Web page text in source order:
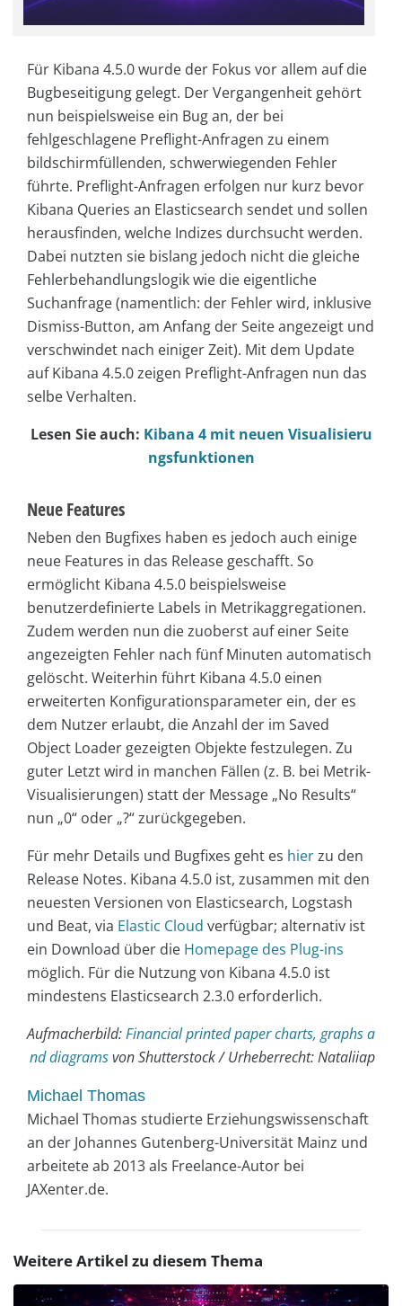
Für Kibana 4.5.0 wurde der Fokus vor allem auf die
Bugbeseitigung gelegt. Der Vergangenheit gehört
nun beispielsweise ein Bug an, der bei
fehlgeschlagene Preflight-Anfragen zu einem
bildschirmfüllenden, schwerwiegenden Fehler
führte. Preflight-Anfragen erfolgen nur kurz bevor
Kibana Queries an Elasticsearch sendet und sollen
herausfinden, welche Indizes durchsucht werden.
Dabei nutzten sie bislang jedoch nicht die gleiche
Fehlerbehandlungslogik wie die eigentliche
Suchanfrage (namentlich: der Fehler wird, inklusive
Dismiss-Button, am Anfang der Seite angezeigt und
verschwindet nach einiger Zeit). Mit dem Update
auf Kibana 4.5.0 zeigen Preflight-Anfragen nun das
selbe Verhalten.
Lesen Sie auch: Kibana 4 mit neuen Visualisieru
ngsfunktionen
Neue Features
Neben den Bugfixes haben es jedoch auch einige
neue Features in das Release geschafft. So
ermöglicht Kibana 4.5.0 beispielsweise
benutzerdefinierte Labels in Metrikaggregationen.
Zudem werden nun die zuoberst auf einer Seite
angezeigten Fehler nach fünf Minuten automatisch
gelöscht. Weiterhin führt Kibana 4.5.0 einen
erweiterten Konfigurationsparameter ein, der es
dem Nutzer erlaubt, die Anzahl der im Saved
Object Loader gezeigten Objekte festzulegen. Zu
guter Letzt wird in manchen Fällen (z. B. bei Metrik-
Visualisierungen) statt der Message „No Results“
nun „0“ oder „?“ zurückgegeben.
Für mehr Details und Bugfixes geht es hierzu den
Release Notes. Kibana 4.5.0 ist, zusammen mit den
neuesten Versionen von Elasticsearch, Logstash
und Beat, via Elastic Cloud verfügbar; alternativ ist
ein Download über die Homepage des Plug-ins
möglich. Für die Nutzung von Kibana 4.5.0 ist
mindestens Elasticsearch 2.3.0 erforderlich.
Aufmacherbild:Financial printed paper charts, graphs a
nd diagramsvon Shutterstock / Urheberrecht: Nataliiap
Michael Thomas
Michael Thomas studierte Erziehungswissenschaft
an der Johannes Gutenberg-Universität Mainz und
arbeitete ab 2013 als Freelance-Autor bei
JAXenter.de.
Weitere Artikel zu diesem Thema